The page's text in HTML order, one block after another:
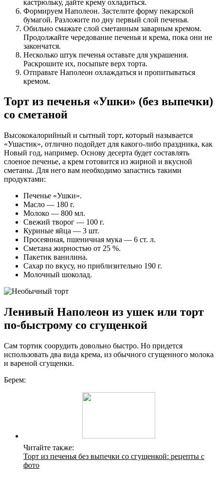
кастрюльку, дайте крему охладиться.
Формируем Наполеон. Застелите форму пекарской
бумагой. Разложите по дну первый слой печенья.
Обильно смажьте слой сметанным заварным кремом.
Продолжайте чередование печенья и крема, пока они не
закончатся.
Несколько штук печенья оставьте для украшения.
Раскрошите их, посыпьте верх торта.
Отправьте Наполеон охлаждаться и пропитываться
кремом.
Торт из печенья «Ушки» (без выпечки)
со сметаной
Высококалорийный и сытный торт, который называется
«Ушастик», отлично подойдет для какого-либо праздника, как
Новый год, например. Основу десерта будет составлять
слоеное печенье, а крем готовится из жирной и вкусной
сметаны. Для него вам необходимо запастись такими
продуктами:
Печенье «Ушки».
Масло — 180 г.
Молоко — 800 мл.
Свежий творог — 100 г.
Куриные яйца — 3 шт.
Просеянная, пшеничная мука — 6 ст. л.
Сметана жирностью от 25 %.
Пакетик ванилина.
Сахар по вкусу, но приблизительно 190 г.
Молочный шоколад.
Ленивый Наполеон из ушек или торт
по-быстрому со сгущенкой
Сам тортик соорудить довольно быстро. Но придется
использовать два вида крема, из обычного сгущенного молока
и вареной сгущенки.
Берем:
Читайте также:
Торт из печенья без выпечки со сгущенкой: рецепты с
фото